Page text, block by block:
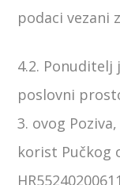
podaci vezani
4.2.
poslovni
3. ovog
korist Pučkog